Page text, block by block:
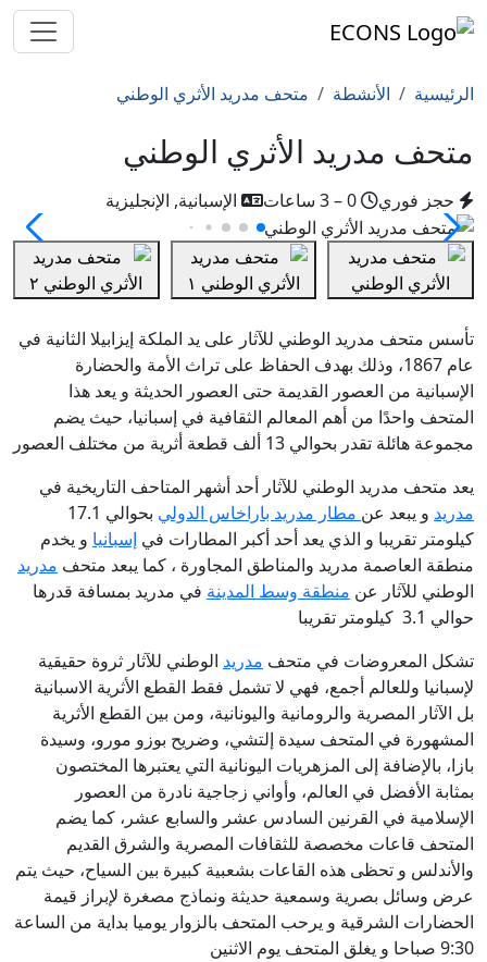
الرئيسية الأنشطة متحف مدريد الأثري الوطني
متحف مدريد الأثري الوطني
حجز فوري الإسبانية, الإنجليزية
تأسس متحف مدريد الوطني للآثار على يد الملكة إيزابيلا الثانية في
عام 1867، وذلك بهدف الحفاظ على تراث الأمة والحضارة
الإسبانية من العصور القديمة حتى العصور الحديثة و يعد هذا
المتحف واحدًا من أهم المعالم الثقافية في إسبانيا، حيث يضم
مجموعة هائلة تقدر بحوالي 13 ألف قطعة أثرية من مختلف العصور
يعد متحف مدريد الوطني للآثار أحد أشهر المتاحف التاريخية في
مدريد و يبعد عن مطار مدريد باراخاس الدولي
كيلومتر تقريبا و الذي يعد أحد أكبر المطارات في إسبانيا و يخدم
منطقة العاصمة مدريد والمناطق المجاورة ، كما يبعد متحف مدريد
الوطني للآثار عن منطقة وسط المدينة في مدريد بمسافة قدرها
حوالي 3.1 كيلومتر تقريبا
تشكل المعروضات في متحف مدريد الوطني للآثار ثروة حقيقية
لإسبانيا وللعالم أجمع، فهي لا تشمل فقط القطع الأثرية الاسبانية
بل الآثار المصرية والرومانية واليونانية، ومن بين القطع الأثرية
المشهورة في المتحف سيدة إلتشي، وضريح بوزو مورو، وسيدة
بازا، بالإضافة إلى المزهريات اليونانية التي يعتبرها المختصون
بمثابة الأفضل في العالم، وأواني زجاجية نادرة من العصور
الإسلامية في القرنين السادس عشر والسابع عشر، كما يضم
المتحف قاعات مخصصة للثقافات المصرية والشرق القديم
والأندلس و تحظى هذه القاعات بشعبية كبيرة بين السياح، حيث يتم
عرض وسائل بصرية وسمعية حديثة ونماذج مصغرة لإبراز قيمة
الحضارات الشرقية و يرحب المتحف بالزوار يوميا بداية من الساعة
9:30 صباحا و يغلق المتحف يوم الاثنين